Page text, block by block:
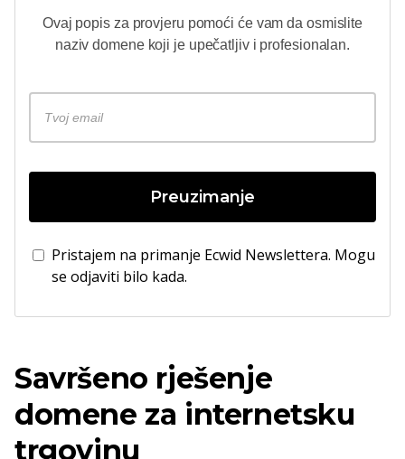
Ovaj popis za provjeru pomoći će vam da osmislite
naziv domene koji je upečatljiv i profesionalan.
Preuzimanje
Pristajem na primanje Ecwid Newslettera. Mogu
se odjaviti bilo kada.
Savršeno rješenje
domene za internetsku
trgovinu